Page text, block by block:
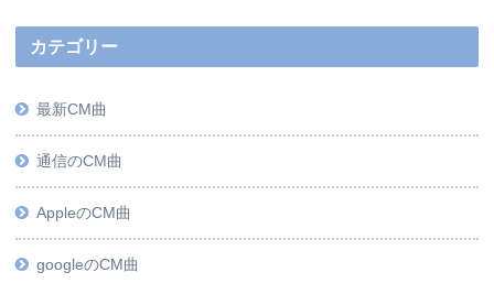
カテゴリー
最新CM曲
通信のCM曲
AppleのCM曲
googleのCM曲